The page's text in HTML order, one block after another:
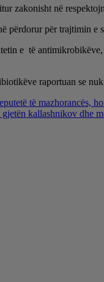
zakonisht në
përdorur për trajtimin e
e të
raportuan se
të mazhorancës,
kallashnikov dhe